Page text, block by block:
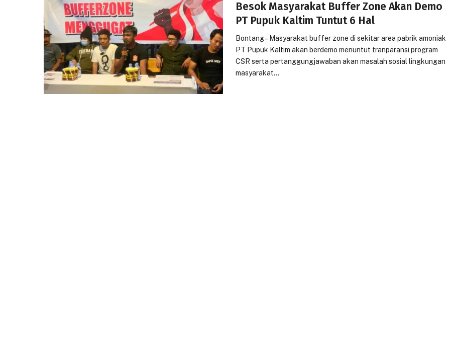
Besok Masyarakat Buffer Zone Akan Demo
PT Pupuk Kaltim Tuntut 6 Hal
Bontang – Masyarakat buffer zone di sekitar area pabrik amoniak
PT Pupuk Kaltim akan berdemo menuntut tranparansi program
CSR serta pertanggungjawaban akan masalah sosial lingkungan
masyarakat…